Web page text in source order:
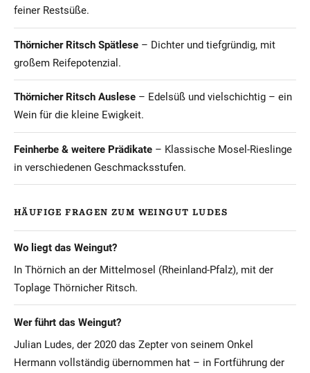
feiner Restsüße.
Thörnicher Ritsch Spätlese – Dichter und tiefgründig, mit
großem Reifepotenzial.
Thörnicher Ritsch Auslese – Edelsüß und vielschichtig – ein
Wein für die kleine Ewigkeit.
Feinherbe & weitere Prädikate – Klassische Mosel-Rieslinge
in verschiedenen Geschmacksstufen.
HÄUFIGE FRAGEN ZUM WEINGUT LUDES
Wo liegt das Weingut?
In Thörnich an der Mittelmosel (Rheinland-Pfalz), mit der
Toplage Thörnicher Ritsch.
Wer führt das Weingut?
Julian Ludes, der 2020 das Zepter von seinem Onkel
Hermann vollständig übernommen hat – in Fortführung der